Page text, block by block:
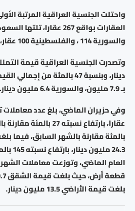
واحتلت الجنسية العراقية المرتبة
والسورية 114 ، والفلسطينية 100 عقار، والأميركية 73 عقارا.
دينار، وبنسبة 47 بالمئة من
بـ 7.9 مليون، والسورية 6.4 مليون دينار.
بالمئة مقارنة بالشهر السابق، فيما
24.3
بلغت قيمة الأراضي 13.5 مليون دينار.